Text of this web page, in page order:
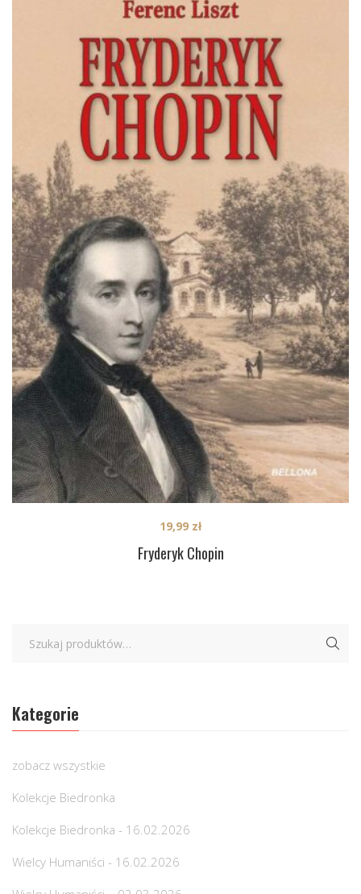
Fryderyk Chopin
19,99 zł
Kategorie
zobacz wszystkie
Kolekcje Biedronka
Kolekcje Biedronka - 16.02.2026
Wielcy Humaniści - 16.02.2026